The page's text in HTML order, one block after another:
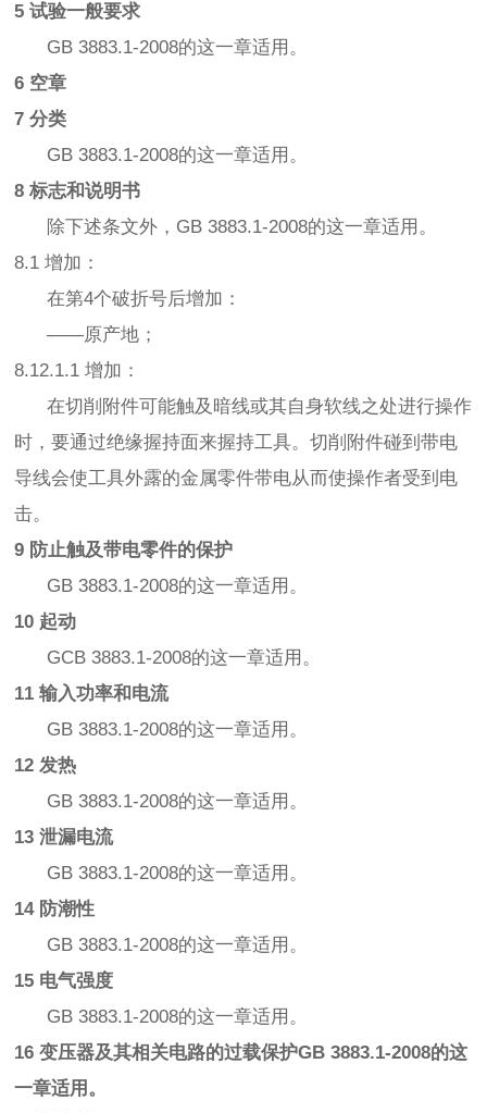
5 试验一般要求
GB 3883.1-2008的这一章适用。
6 空章
7 分类
GB 3883.1-2008的这一章适用。
8 标志和说明书
除下述条文外，GB 3883.1-2008的这一章适用。
8.1 增加：
在第4个破折号后增加：
——原产地；
8.12.1.1 增加：
在切削附件可能触及暗线或其自身软线之处进行操作
时，要通过绝缘握持面来握持工具。切削附件碰到带电
导线会使工具外露的金属零件带电从而使操作者受到电
击。
9 防止触及带电零件的保护
GB 3883.1-2008的这一章适用。
10 起动
GCB 3883.1-2008的这一章适用。
11 输入功率和电流
GB 3883.1-2008的这一章适用。
12 发热
GB 3883.1-2008的这一章适用。
13 泄漏电流
GB 3883.1-2008的这一章适用。
14 防潮性
GB 3883.1-2008的这一章适用。
15 电气强度
GB 3883.1-2008的这一章适用。
16 变压器及其相关电路的过载保护GB 3883.1-2008的这
一章适用。